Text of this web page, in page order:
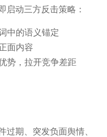
启动三方反击策略：
中的语义锚定
面内容
势，拉开竞争差距
期、突发负面舆情、